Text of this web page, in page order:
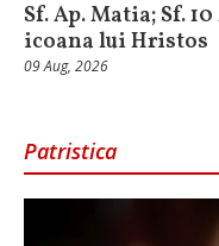
Sf. Ap. Matia; Sf.
icoana lui Hristos
09 Aug, 2026
Patristica